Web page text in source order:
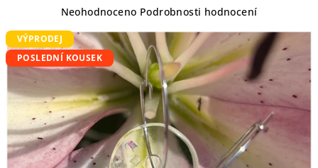
Průměrné
produktu
je
0,0
5
hvězdiček.
Neohodnoceno Podrobnosti hodnocení
VÝPRODEJ
POSLEDNÍ KOUSEK